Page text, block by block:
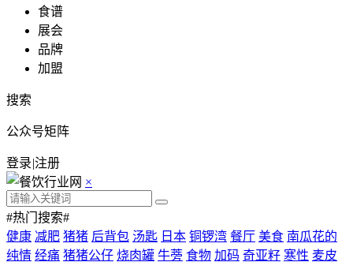
食谱
展会
品牌
加盟
搜索
公众号矩阵
登录|注册
×
#热门搜索#
健康 减肥 猪猪 后背包 汤匙 日本 铜锣湾 餐厅 美食 南瓜花的
纯情 经痛 猪猪公仔 烧肉罐 牛蒡 食物 加码 奇亚籽 寒性 麦皮